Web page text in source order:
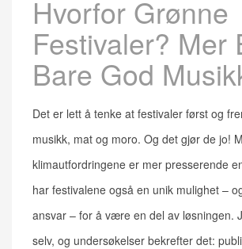
Hvorfor Grønne
Festivaler? Mer
Bare God
Det er lett å tenke at festivaler først og
musikk, mat og moro. Og det gjør de jo!
klimautfordringene er mer presserende
har festivalene også en unik mulighet –
ansvar – for å være en del av løsningen.
selv, og undersøkelser bekrefter det: